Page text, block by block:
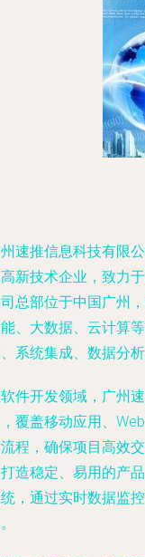
速推信息科技有限
新技术企业，致力
总部位于中国广州
、大数据、云计算
系统集成、数据分
件开发领域，广州
覆盖移动应用、
程，确保项目高效
造稳定、易用的产
，通过实时数据监